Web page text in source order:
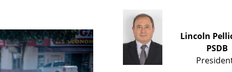
Lincoln
PSDB